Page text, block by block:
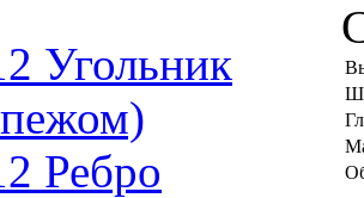
Угольник
Ребро